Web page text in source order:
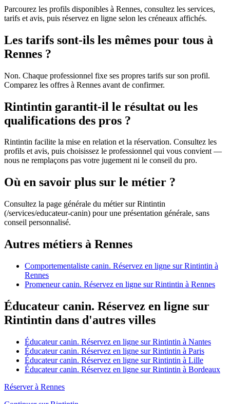
Parcourez les profils disponibles à Rennes, consultez les services,
tarifs et avis, puis réservez en ligne selon les créneaux affichés.
Les tarifs sont-ils les mêmes pour tous à
Rennes ?
Non. Chaque professionnel fixe ses propres tarifs sur son profil.
Comparez les offres à Rennes avant de confirmer.
Rintintin garantit-il le résultat ou les
qualifications des pros ?
Rintintin facilite la mise en relation et la réservation. Consultez les
profils et avis, puis choisissez le professionnel qui vous convient —
nous ne remplaçons pas votre jugement ni le conseil du pro.
Où en savoir plus sur le métier ?
Consultez la page générale du métier sur Rintintin
(/services/educateur-canin) pour une présentation générale, sans
conseil personnalisé.
Autres métiers à Rennes
Comportementaliste canin. Réservez en ligne sur Rintintin à
Rennes
Promeneur canin. Réservez en ligne sur Rintintin à Rennes
Éducateur canin. Réservez en ligne sur
Rintintin dans d'autres villes
Éducateur canin. Réservez en ligne sur Rintintin à Nantes
Éducateur canin. Réservez en ligne sur Rintintin à Paris
Éducateur canin. Réservez en ligne sur Rintintin à Lille
Éducateur canin. Réservez en ligne sur Rintintin à Bordeaux
Réserver à Rennes